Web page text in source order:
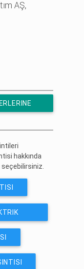
AŞ,
hakkında
seçebilirsiniz.